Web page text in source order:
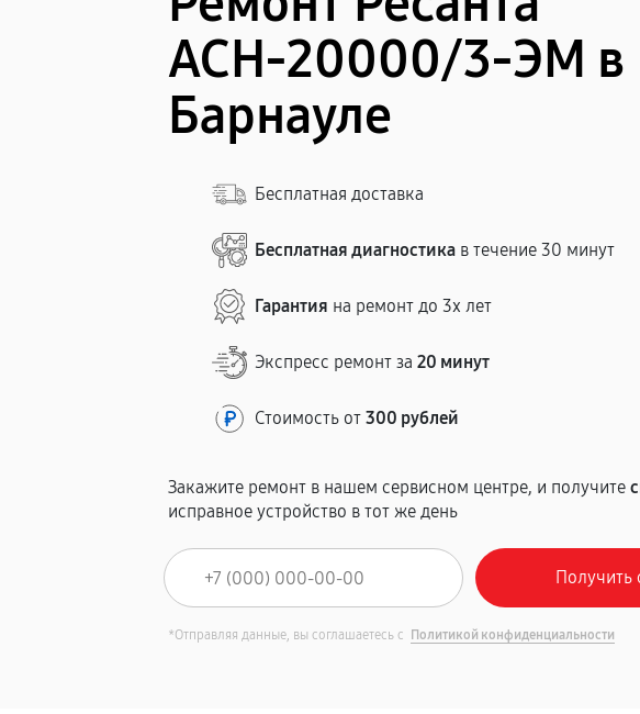
АСН-20000/3-ЭМ в
Барнауле
Бесплатная доставка
Бесплатная диагностика в течение 30 минут
Гарантия на ремонт до 3х лет
Экспресс ремонт за20 минут
Стоимость от300 рублей
Закажите ремонт в нашем сервисном центре, и получите
исправное устройство в тот же день
*Отправляя данные, вы соглашаетесь с Политикой конфиденциальности